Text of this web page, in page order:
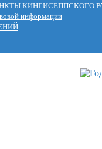
КИНГИСЕППСКОГО
информации